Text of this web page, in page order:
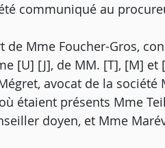
communiqué au
de Mme Foucher-Gros,
[U] [J], de MM. [T], [M] et
avocat de la
étaient présents Mme
doyen, et Mme